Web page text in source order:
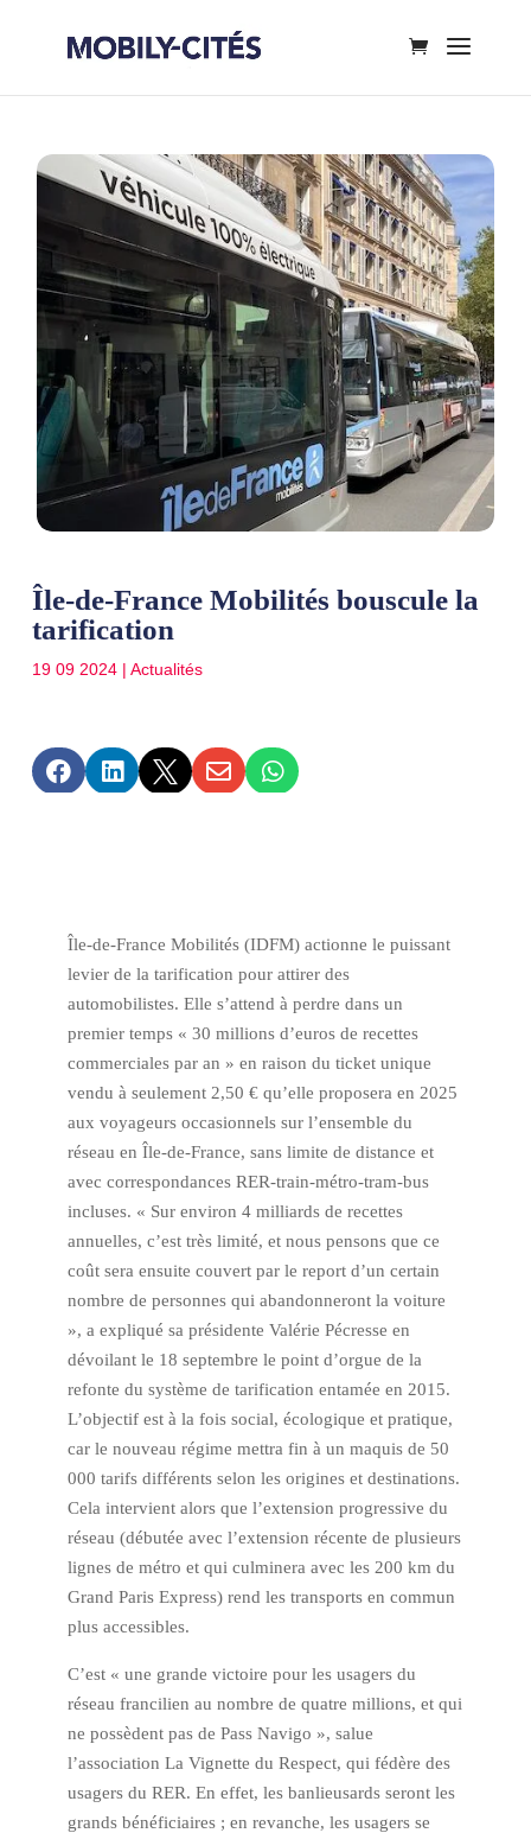
Île-de-France Mobilités bouscule la
tarification
19 09 2024| Actualités
    
Île-de-France Mobilités (IDFM) actionne le puissant
levier de la tarification pour attirer des
automobilistes. Elle s’attend à perdre dans un
premier temps « 30 millions d’euros de recettes
commerciales par an » en raison du ticket unique
vendu à seulement 2,50 € qu’elle proposera en 2025
aux voyageurs occasionnels sur l’ensemble du
réseau en Île-de-France, sans limite de distance et
avec correspondances RER-train-métro-tram-bus
incluses. « Sur environ 4 milliards de recettes
annuelles, c’est très limité, et nous pensons que ce
coût sera ensuite couvert par le report d’un certain
nombre de personnes qui abandonneront la voiture
», a expliqué sa présidente Valérie Pécresse en
dévoilant le 18 septembre le point d’orgue de la
refonte du système de tarification entamée en 2015.
L’objectif est à la fois social, écologique et pratique,
car le nouveau régime mettra fin à un maquis de 50
000 tarifs différents selon les origines et destinations.
Cela intervient alors que l’extension progressive du
réseau (débutée avec l’extension récente de plusieurs
lignes de métro et qui culminera avec les 200 km du
Grand Paris Express) rend les transports en commun
plus accessibles.
C’est « une grande victoire pour les usagers du
réseau francilien au nombre de quatre millions, et qui
ne possèdent pas de Pass Navigo », salue
l’association La Vignette du Respect, qui fédère des
usagers du RER. En effet, les banlieusards seront les
grands bénéficiaires ; en revanche, les usagers se